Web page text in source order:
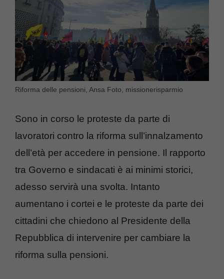
Riforma delle pensioni, Ansa Foto, missionerisparmio
Sono in corso le proteste da parte di
lavoratori contro la riforma sull’innalzamento
dell’età per accedere in pensione. Il rapporto
tra Governo e sindacati è ai minimi storici,
adesso servirà una svolta. Intanto
aumentano i cortei e le proteste da parte dei
cittadini che chiedono al Presidente della
Repubblica di intervenire per cambiare la
riforma sulla pensioni.